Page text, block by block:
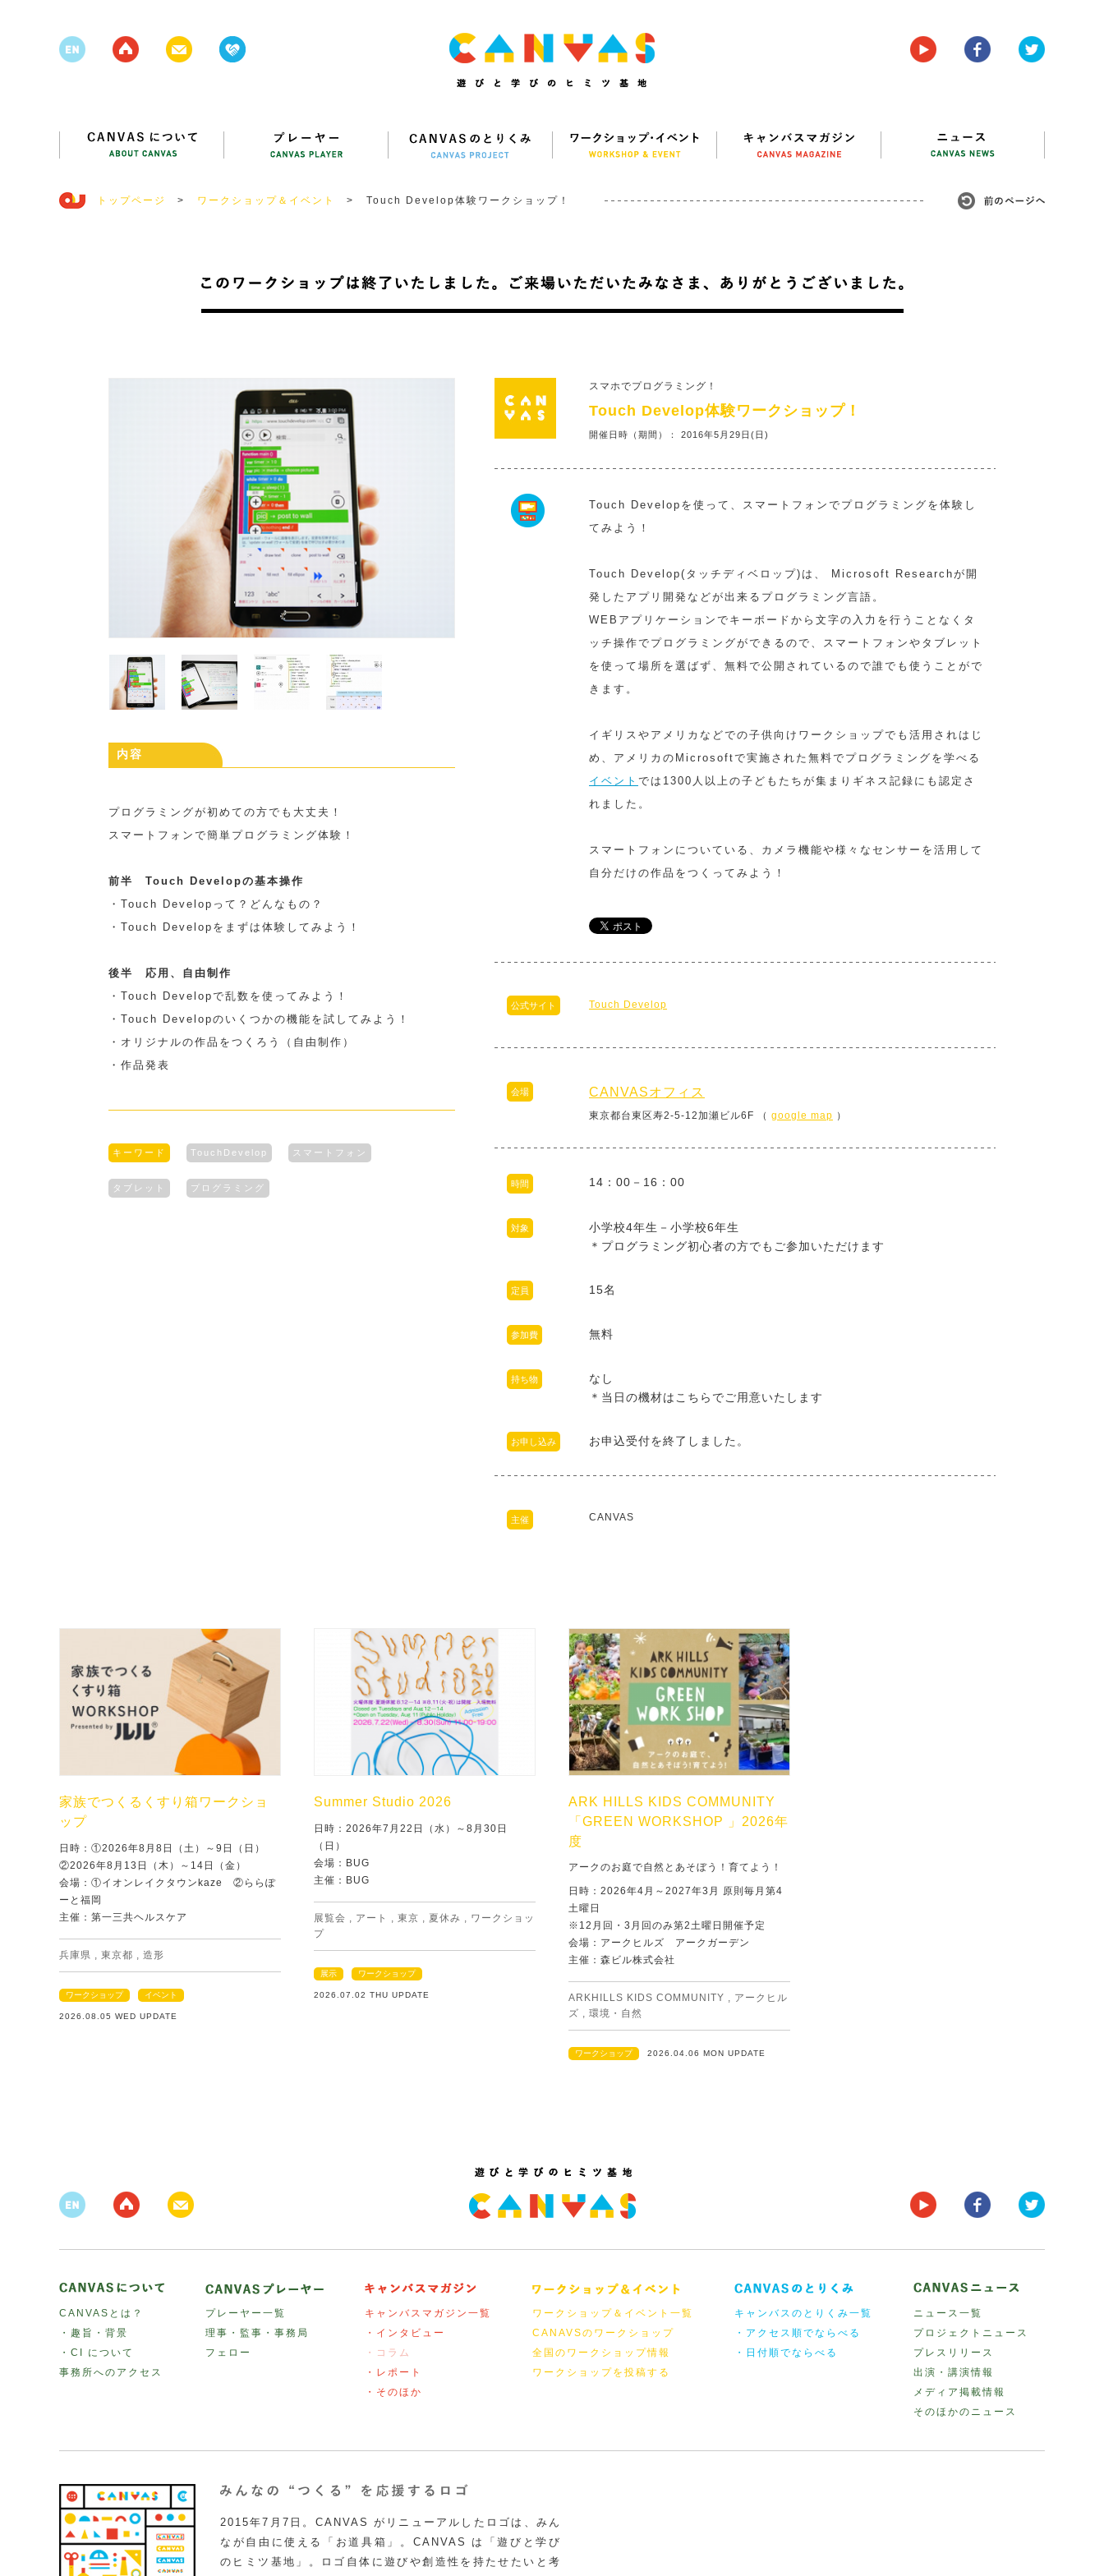
トップページ > ワークショップ＆イベント > Touch Develop体験ワークショップ！
内容
プログラミングが初めての方でも大丈夫！
スマートフォンで簡単プログラミング体験！
前半 Touch Developの基本操作
・Touch Developって？どんなもの？
・Touch Developをまずは体験してみよう！
後半 応用、自由制作
・Touch Developで乱数を使ってみよう！
・Touch Developのいくつかの機能を試してみよう！
・オリジナルの作品をつくろう（自由制作）
・作品発表
キーワード TouchDevelop スマートフォン
タブレット プログラミング
スマホでプログラミング！
Touch Develop体験ワークショップ！
開催日時（期間）： 2016年5月29日(日)
Touch Developを使って、スマートフォンでプログラミングを体験し
てみよう！
Touch Develop(タッチディベロップ)は、 Microsoft Researchが開
発したアプリ開発などが出来るプログラミング言語。
WEBアプリケーションでキーボードから文字の入力を行うことなくタ
ッチ操作でプログラミングができるので、スマートフォンやタブレット
を使って場所を選ばず、無料で公開されているので誰でも使うことがで
きます。
イギリスやアメリカなどでの子供向けワークショップでも活用されはじ
め、アメリカのMicrosoftで実施された無料でプログラミングを学べる
イベント では1300人以上の子どもたちが集まりギネス記録にも認定さ
れました。
スマートフォンについている、カメラ機能や様々なセンサーを活用して
自分だけの作品をつくってみよう！
公式サイト Touch Develop
会場 CANVASオフィス
東京都台東区寿2-5-12加瀬ビル6F （ google map ）
時間 14：00－16：00
対象
小学校4年生－小学校6年生
＊プログラミング初心者の方でもご参加いただけます
定員 15名
参加費 無料
持ち物
なし
＊当日の機材はこちらでご用意いたします
お申し込み お申込受付を終了しました。
主催 CANVAS
家族でつくるくすり箱ワークショ
ップ
日時：①2026年8月8日（土）～9日（日）
②2026年8月13日（木）～14日（金）
会場：①イオンレイクタウンkaze ②ららぽ
ーと福岡
主催：第一三共ヘルスケア
兵庫県 東京都 造形
ワークショップ イベント
2026.08.05 WED UPDATE
Summer Studio 2026
日時：2026年7月22日（水）～8月30日
（日）
会場：BUG
主催：BUG
展覧会 アート 東京 夏休み
ワークショッ
プ
展示 ワークショップ
2026.07.02 THU UPDATE
ARK HILLS KIDS COMMUNITY
「GREEN WORKSHOP 」2026年
度
アークのお庭で自然とあそぼう！育てよう！
日時：2026年4月～2027年3月 原則毎月第4
土曜日
※12月回・3月回のみ第2土曜日開催予定
会場：アークヒルズ アークガーデン
主催：森ビル株式会社
ARKHILLS KIDS COMMUNITY
アークヒル
ズ
環境・自然
ワークショップ 2026.04.06 MON UPDATE
CANVASとは？
・趣旨・背景
・CI について
事務所へのアクセス
プレーヤー一覧
理事・監事・事務局
フェロー
キャンバスマガジン一覧
・インタビュー
・コラム
・レポート
・そのほか
ワークショップ＆イベント一覧
CANAVSのワークショップ
全国のワークショップ情報
ワークショップを投稿する
キャンバスのとりくみ一覧
・アクセス順でならべる
・日付順でならべる
ニュース一覧
プロジェクトニュース
プレスリリース
出演・講演情報
メディア掲載情報
そのほかのニュース
2015年7月7日。CANVAS がリニューアルしたロゴは、みん
なが自由に使える「お道具箱」。CANVAS は「遊びと学び
のヒミツ基地」。ロゴ自体に遊びや創造性を持たせたいと考